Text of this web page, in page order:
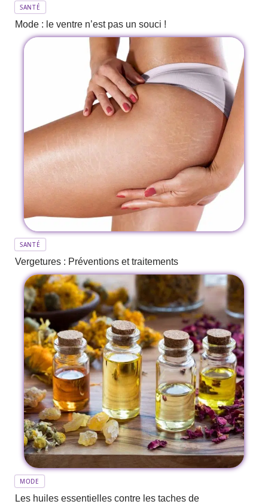
SANTÉ
Mode : le ventre n’est pas un souci !
SANTÉ
Vergetures : Préventions et traitements
MODE
Les huiles essentielles contre les taches de